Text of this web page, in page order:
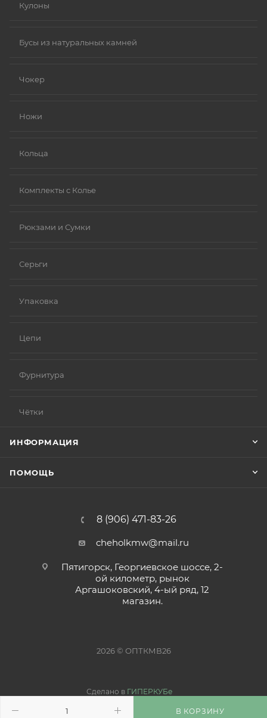
В КОРЗИНУ
Кулоны
Бусы из натуральных камней
Чокер
Ножи
Кольца
Комплекты с Колье
Рюкзами и Сумки
Серьги
Упаковка
Цепи
Фурнитура
Чётки
ИНФОРМАЦИЯ
ПОМОЩЬ
8 (906) 471-83-26
cheholkmw@mail.ru
Пятигорск, Георгиевское шоссе, 2-
ой километр, рынок
Аргашоковский, 4-ый ряд, 12
магазин.
2026 © ОПТКМВ26
Сделано в ГИПЕРКУБе